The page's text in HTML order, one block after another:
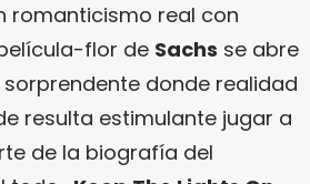
romanticismo real con
flor de Sachs se abre
donde realidad
resulta estimulante jugar a
de la biografía del